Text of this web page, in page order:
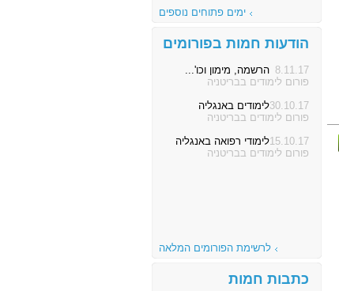
ימים פתוחים נוספים
הודעות חמות בפורומים
8.11.17 הרשמה, מימון וכו'...
פורום לימודים בבריטניה
30.10.17לימודים באנגליה
פורום לימודים בבריטניה
15.10.17לימודי רפואה באנגליה
פורום לימודים בבריטניה
לרשימת הפורומים המלאה
כתבות חמות